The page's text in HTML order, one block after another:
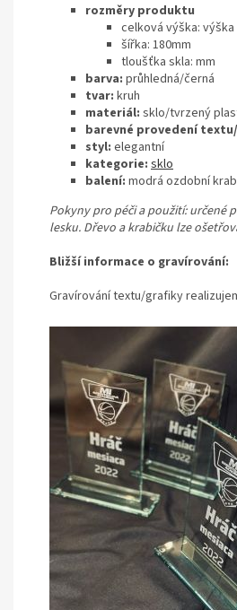
rozměry produktu
celková výška: výška
šířka: 180mm
tloušťka skla: mm
barva: průhledná/černá
tvar: kruh
materiál: sklo/tvrzený
barevné provedení
styl: elegantní
kategorie: sklo
balení: modrá ozdobní
Pokyny pro péči a použití: určené
lesku. Dřevo a krabičku lze
Bližší informace o gravírování:
Gravírování textu/grafiky